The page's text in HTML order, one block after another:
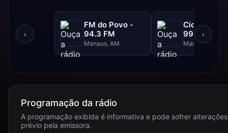
‹
FM do Povo -
94.3 FM
Manaus, AM
Cidade FM -
99.3 FM
Manaus, AM
›
Programação da rádio
A programação exibida é informativa e pode sofrer
prévio pela emissora.